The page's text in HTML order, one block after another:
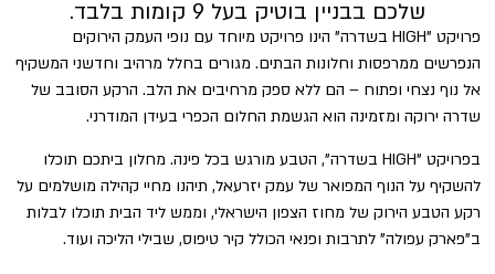
שלכם בבניין בוטיק בעל 9 קומות בלבד.
פרויקט "HIGH בשדרה" הינו פרויקט מיוחד עם נופי העמק הירוקים
הנפרשים ממרפסות וחלונות הבתים. מגורים בחלל מרהיב וחדשני המשקיף
אל נוף נצחי ופתוח – הם ללא ספק מרחיבים את הלב. הרקע הסובב של
שדרה ירוקה ומזמינה הוא הגשמת החלום הכפרי בעידן המודרני.
בפרויקט "HIGH בשדרה", הטבע מורגש בכל פינה. מחלון ביתכם תוכלו
להשקיף על הנוף המפואר של עמק יזרעאל, תיהנו מחיי קהילה מושלמים על
רקע הטבע הירוק של מחוז הצפון הישראלי, וממש ליד הבית תוכלו לבלות
ב"פארק עפולה" לתרבות ופנאי הכולל קיר טיפוס, שבילי הליכה ועוד.